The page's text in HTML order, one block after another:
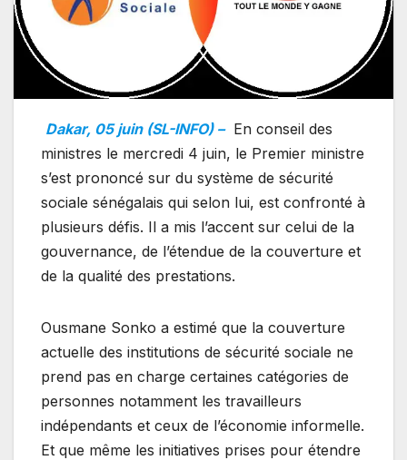
Dakar, 05 juin (SL-INFO) – En conseil des
ministres le mercredi 4 juin, le Premier ministre
s’est prononcé sur du système de sécurité
sociale sénégalais qui selon lui, est confronté à
plusieurs défis. Il a mis l’accent sur celui de la
gouvernance, de l’étendue de la couverture et
de la qualité des prestations.
Ousmane Sonko a estimé que la couverture
actuelle des institutions de sécurité sociale ne
prend pas en charge certaines catégories de
personnes notamment les travailleurs
indépendants et ceux de l’économie informelle.
Et que même les initiatives prises pour étendre